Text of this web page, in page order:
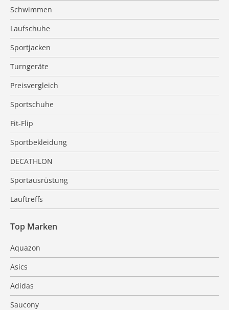
Schwimmen
Laufschuhe
Sportjacken
Turngeräte
Preisvergleich
Sportschuhe
Fit-Flip
Sportbekleidung
DECATHLON
Sportausrüstung
Lauftreffs
Top Marken
Aquazon
Asics
Adidas
Saucony